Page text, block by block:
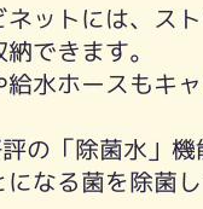
ットには、ス
できます。
給水ホースもキ
の「除菌水」機
なる菌を除菌